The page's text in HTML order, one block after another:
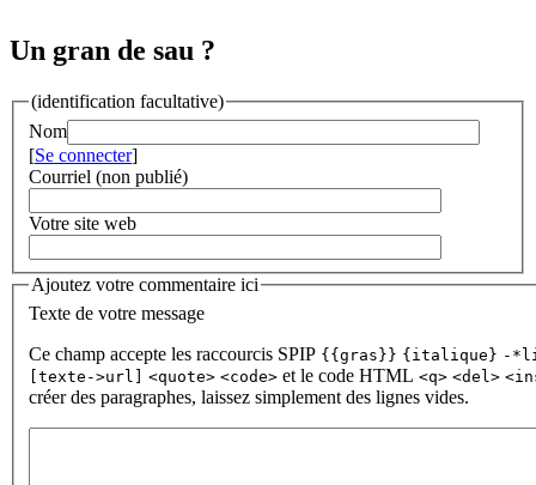
Un gran de sau ?
(identification facultative)
Nom
[Se connecter]
Courriel (non publié)
Votre site web
Ajoutez votre commentaire ici
Texte de votre message
Ce champ accepte les raccourcis SPIP {{gras}} {italique} -
[texte->url] <quote> <code> et le code HTML <q> <del>
créer des paragraphes, laissez simplement des lignes vides.